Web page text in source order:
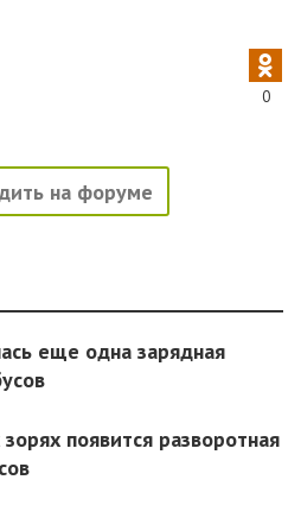
0
на форуме
еще одна зарядная
появится разворотная